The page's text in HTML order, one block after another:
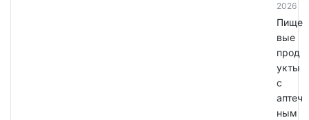
2026
Пище
вые
прод
укты
с
аптеч
ным